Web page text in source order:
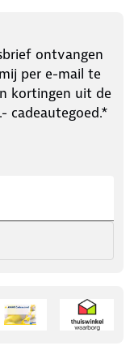
ontvangen
per e-mail te
kortingen uit de
cadeautegoed.*